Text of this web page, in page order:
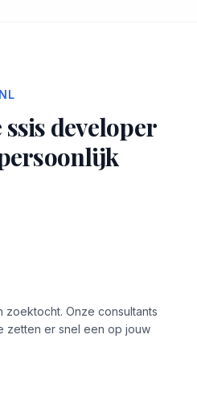
developer
Onze consultants
zetten er snel een op jouw